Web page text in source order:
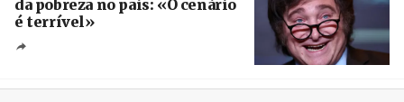
da pobreza no país: «O cenário
é terrível»